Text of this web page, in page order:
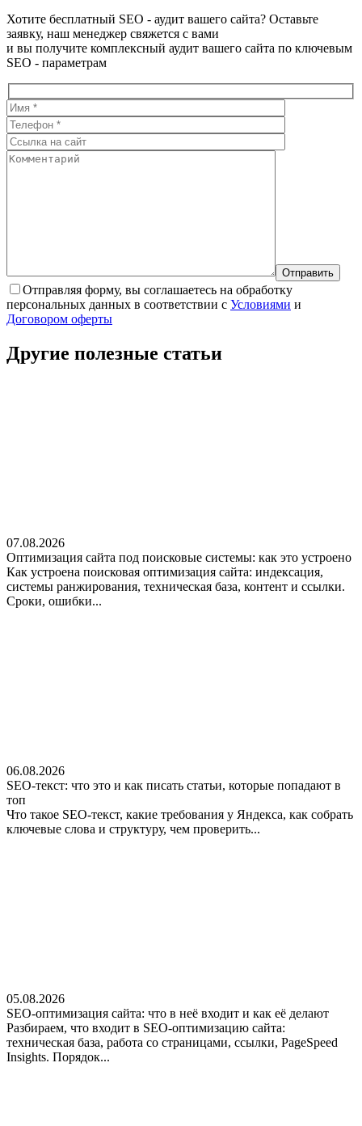
Хотите бесплатный SEO - аудит вашего сайта? Оставьте
заявку, наш менеджер свяжется с вами
и вы получите комплексный аудит вашего сайта по ключевым
SEO - параметрам
Отправляя форму, вы соглашаетесь на обработку
персональных данных в соответствии с Условиями и
Договором оферты
Другие полезные статьи
07.08.2026
Оптимизация сайта под поисковые системы: как это устроено
Как устроена поисковая оптимизация сайта: индексация,
системы ранжирования, техническая база, контент и ссылки.
Сроки, ошибки...
06.08.2026
SEO-текст: что это и как писать статьи, которые попадают в
топ
Что такое SEO-текст, какие требования у Яндекса, как собрать
ключевые слова и структуру, чем проверить...
05.08.2026
SEO-оптимизация сайта: что в неё входит и как её делают
Разбираем, что входит в SEO-оптимизацию сайта:
техническая база, работа со страницами, ссылки, PageSpeed
Insights. Порядок...